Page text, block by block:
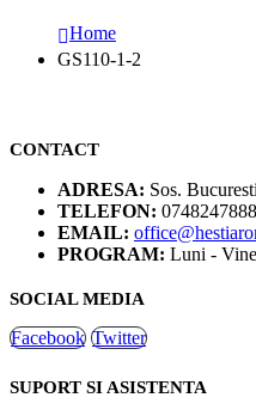
Home
GS110-1-2
CONTACT
ADRESA: Sos.
TELEFON: 0748247888
EMAIL:
PROGRAM: Luni -
SOCIAL MEDIA
Facebook Twitter
SUPORT SI ASISTENTA